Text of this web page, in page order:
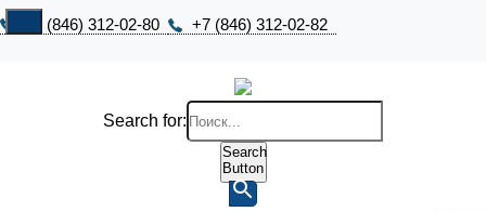
+7 (846) 312-02-80 +7 (846) 312-02-82
Search for:
Search
Button